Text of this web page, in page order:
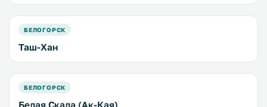
БЕЛОГОРСК
Таш-Хан
БЕЛОГОРСК
Белая Скала (Ак-Кая)